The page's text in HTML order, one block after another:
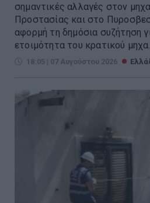
σημαντικές αλλαγές στον
Προστασίας και στο
αφορμή τη δημόσια συζήτηση
ετοιμότητα του κρατικού
18:05 | 07 Αυγούστου 2026